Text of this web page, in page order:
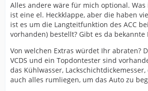
Alles andere wäre für mich optional.
ist eine el. Heckklappe, aber die haben
ist es um die Langteitfunktion des ACC
vorhanden) bestellt? Gibt es da bekannte
Von welchen Extras würdet Ihr abraten?
VCDS und ein Topdontester sind
das Kühlwasser,
auch alles rumliegen, um das Auto zu